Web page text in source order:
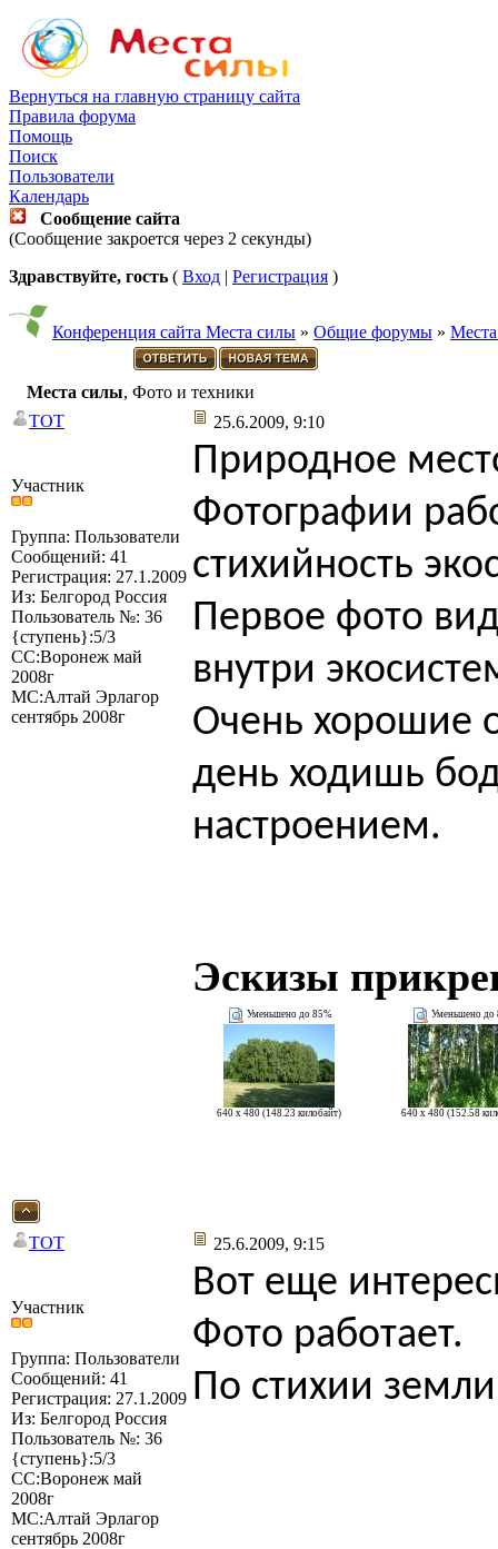
Вернуться на главную страницу сайта
Правила форума
Помощь
Поиск
Пользователи
Календарь
Сообщение сайта
(Сообщение закроется через 2 секунды)
Здравствуйте, гость ( Вход | Регистрация )
Конференция сайта Места силы » Общие форумы »
Места силы, Фото и техники
TOT
25.6.2009, 9:10
Участник
Группа: Пользователи
Сообщений: 41
Регистрация: 27.1.2009
Из: Белгород Россия
Пользователь №: 36
{ступень}:5/3
СС:Воронеж май
2008г
МС:Алтай Эрлагор
сентябрь 2008г
Природное
Фотографии
стихийность
Первое фото
внутри
Очень хорошие
день ходишь
настроением.
Эскизы
Уменьшено до 85%
640 x 480 (148.23 килобайт)
Уменьшено до
640 x 480 (152.58
TOT 25.6.2009, 9:15
Участник
Группа: Пользователи
Сообщений: 41
Регистрация: 27.1.2009
Из: Белгород Россия
Пользователь №: 36
{ступень}:5/3
СС:Воронеж май
2008г
МС:Алтай Эрлагор
сентябрь 2008г
Вот еще
Фото работает.
По стихии